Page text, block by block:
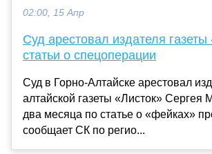
02:00, 15 Апр
Суд арестовал издателя газеты
статьи о спецоперации
Суд в Горно-Алтайске арестовал
алтайской газеты «Листок» Сергея
два месяца по статье о «фейках»
сообщает СК по регио...